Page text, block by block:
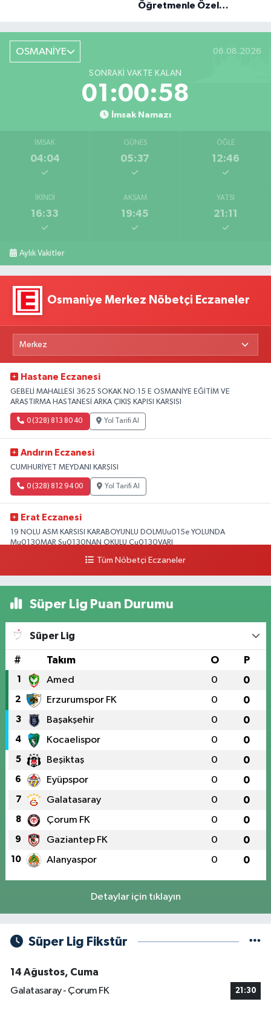
Öğretmenle Özel
OSMANİYE 06.08.2026
SONRAKI VAKTE KALAN
01:00:57
İmsak Namazı
İMSAK
04:04
GÜNEŞ
05:37
ÖĞLE
12:46
İKINDI
16:33
AKŞAM
19:45
YATSI
21:11
Aylık Vakitler
Osmaniye Merkez Nöbetçi Eczaneler
Hastane Eczanesi
GEBELİ MAHALLESİ 3625 SOKAK NO:15 E OSMANİYE EĞİTİM VE
ARAŞTIRMA HASTANESİ ARKA ÇIKIŞ KAPISI KARŞISI
0 (328) 813 80 40 Yol Tarifi Al
Andırın Eczanesi
CUMHURİYET MEYDANI KARŞISI
0 (328) 812 94 00 Yol Tarifi Al
Erat Eczanesi
19 NOLU ASM KARSISI KARABOYUNLU DOLMUu015e YOLUNDA
Mu0130MAR Su0130NAN OKULU Cu0130VARI
Yol Tarifi Al
Tüm Nöbetçi Eczaneler
Süper Lig Puan Durumu
Süper Lig
# Takım O P
1 Amed 0 0
2 Erzurumspor FK 0 0
3 Başakşehir 0 0
4 Kocaelispor 0 0
5 Beşiktaş 0 0
6 Eyüpspor 0 0
7 Galatasaray 0 0
8 Çorum FK 0 0
9 Gaziantep FK 0 0
10 Alanyaspor 0 0
Detaylar için tıklayın
Süper Lig Fikstür
14 Ağustos, Cuma
Galatasaray - Çorum FK
21:30